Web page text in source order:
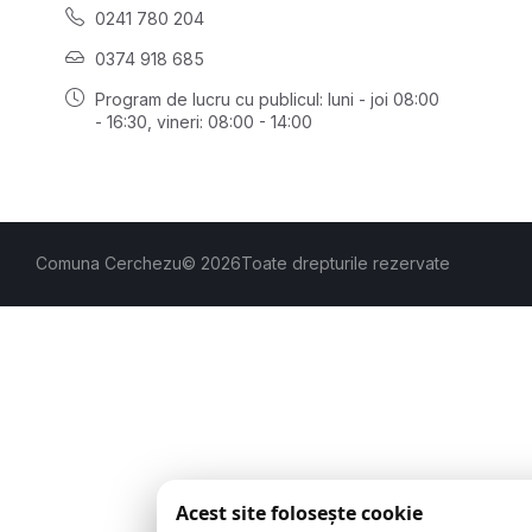
0241 780 204
0374 918 685
Program de lucru cu publicul: luni - joi 08:00
- 16:30 , vineri: 08:00 - 14:00
Comuna Cerchezu© 2026Toate drepturile rezervate
Acest site folosește cookie